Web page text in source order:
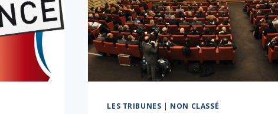
LES TRIBUNES | NON CLASSÉ